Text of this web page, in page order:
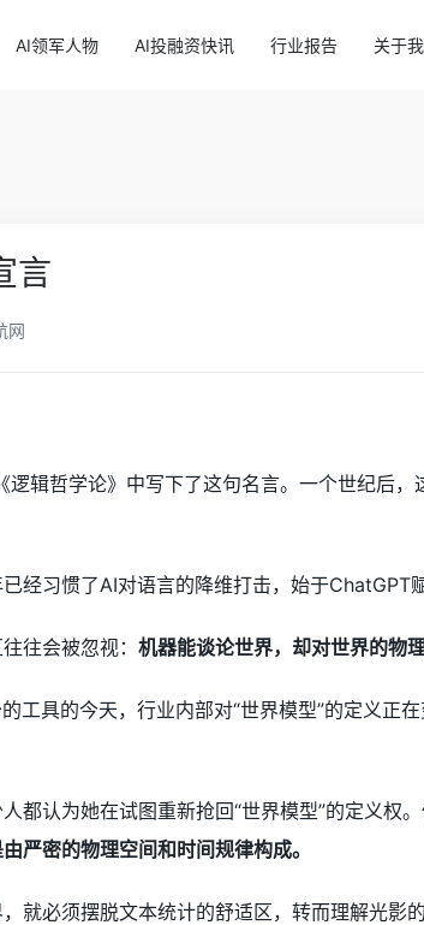
AI领军人物 AI投融资快讯 行业报告 关于
言
网
逻辑哲学论》中写下了这句名言。一个世纪后
经习惯了AI对语言的降维打击，始于ChatGPT
往会被忽视： 机器能谈论世界，却对世界的物
工具的今天，行业内部对“世界模型”的定义正
都认为她在试图重新抢回“世界模型”的定义权
严密的物理空间和时间规律构成。
就必须摆脱文本统计的舒适区，转而理解光影